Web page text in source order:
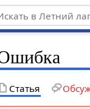
Статья